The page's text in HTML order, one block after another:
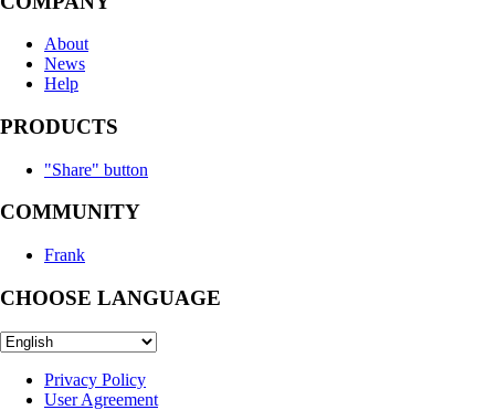
About
News
Help
PRODUCTS
"Share" button
COMMUNITY
Frank
CHOOSE LANGUAGE
Privacy Policy
User Agreement